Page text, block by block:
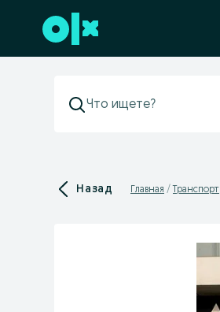
Перейти к нижнему колонтитулу
Назад Главная Транспорт